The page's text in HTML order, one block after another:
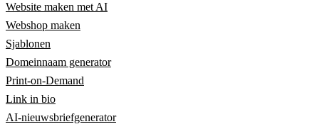
Website maken met AI
Webshop maken
Sjablonen
Domeinnaam generator
Print-on-Demand
Link in bio
AI-nieuwsbriefgenerator